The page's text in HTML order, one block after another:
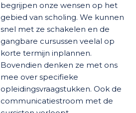
begrijpen onze wensen op het
gebied van scholing. We kunnen
snel met ze schakelen en de
gangbare cursussen veelal op
korte termijn inplannen.
Bovendien denken ze met ons
mee over specifieke
opleidingsvraagstukken. Ook de
communicatiestroom met de